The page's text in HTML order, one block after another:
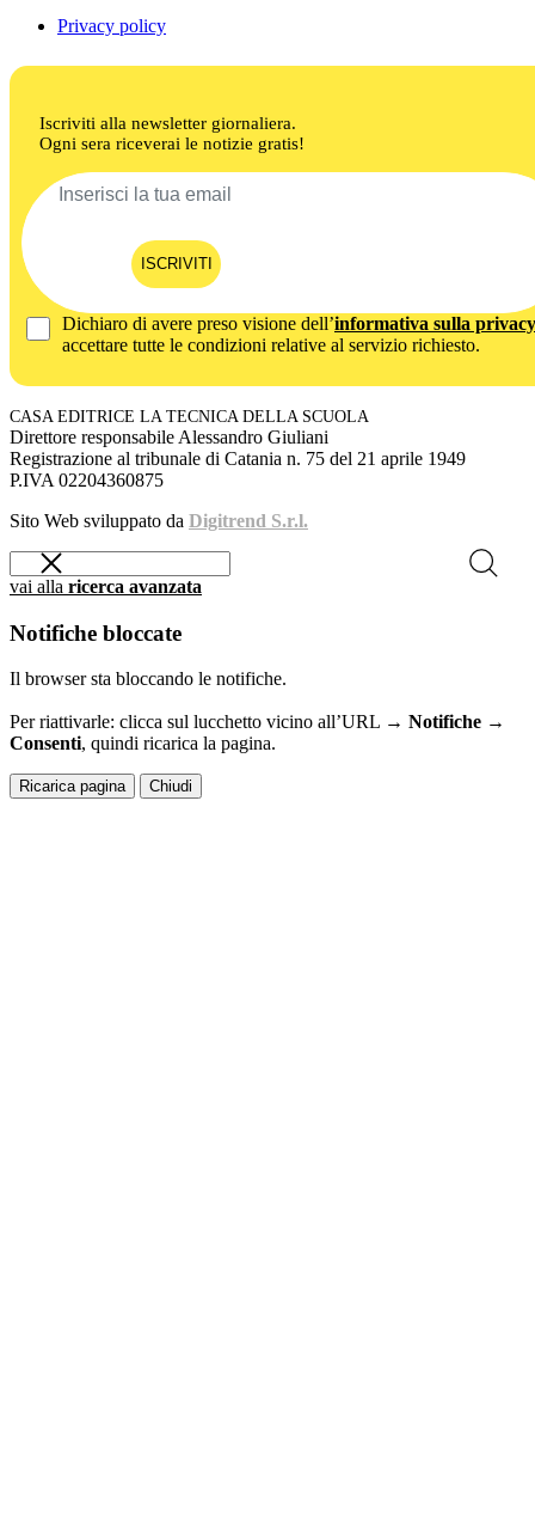
Privacy policy
Iscriviti alla newsletter giornaliera.
Ogni sera riceverai le notizie gratis!
ISCRIVITI
Dichiaro di avere preso visione dell’informativa sulla privacy
accettare tutte le condizioni relative al servizio richiesto.
CASA EDITRICE LA TECNICA DELLA SCUOLA
Direttore responsabile Alessandro Giuliani
Registrazione al tribunale di Catania n. 75 del 21 aprile 1949
P.IVA 02204360875
Sito Web sviluppato da Digitrend S.r.l.
vai alla ricerca avanzata
Notifiche bloccate
Il browser sta bloccando le notifiche.
Per riattivarle: clicca sul lucchetto vicino all’URL → Notifiche →
Consenti, quindi ricarica la pagina.
Ricarica pagina Chiudi